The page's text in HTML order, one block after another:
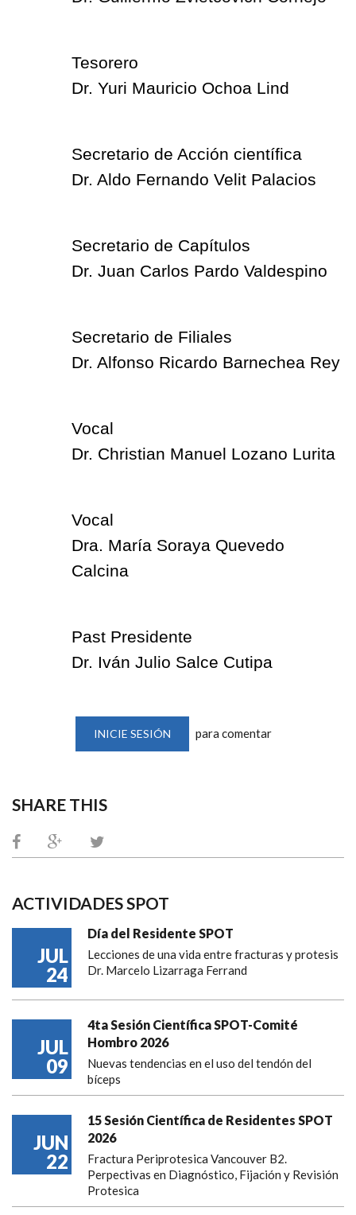
Tesorero
Dr. Yuri Mauricio Ochoa Lind
Secretario de Acción científica
Dr. Aldo Fernando Velit Palacios
Secretario de Capítulos
Dr. Juan Carlos Pardo Valdespino
Secretario de Filiales
Dr. Alfonso Ricardo Barnechea Rey
Vocal
Dr. Christian Manuel Lozano Lurita
Vocal
Dra. María Soraya Quevedo
Calcina
Past Presidente
Dr. Iván Julio Salce Cutipa
INICIE SESIÓN para comentar
SHARE THIS
ACTIVIDADES SPOT
JUL
24
Día del Residente SPOT
Lecciones de una vida entre fracturas y protesis
Dr. Marcelo Lizarraga Ferrand
JUL
09
4ta Sesión Científica SPOT-Comité
Hombro 2026
Nuevas tendencias en el uso del tendón del
bíceps
JUN
22
15 Sesión Científica de Residentes SPOT
2026
Fractura Periprotesica Vancouver B2.
Perpectivas en Diagnóstico, Fijación y Revisión
Protesica